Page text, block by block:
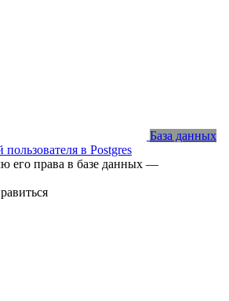
База данных
в Postgres
его права в базе данных —